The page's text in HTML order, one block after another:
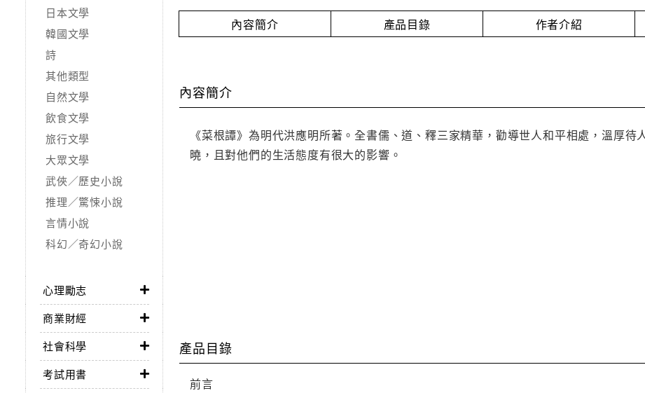
日本文學
韓國文學
詩
其他類型
自然文學
飲食文學
旅行文學
大眾文學
武俠／歷史小說
推理／驚悚小說
言情小說
科幻／奇幻小說
心理勵志
商業財經
社會科學
考試用書
內容簡介 產品目錄 作者介紹
內容簡介
《菜根譚》為明代洪應明所著。全書儒、道、釋三家精華，勸導世人和平相處，溫厚
曉，且對他們的生活態度有很大的影響。
產品目錄
前言